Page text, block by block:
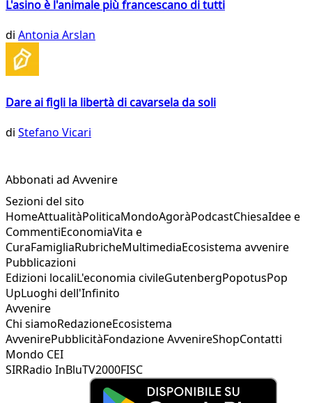
L'asino è l'animale più francescano di tutti
di Antonia Arslan
Dare ai figli la libertà di cavarsela da soli
di Stefano Vicari
Abbonati ad Avvenire
Sezioni del sito
HomeAttualitàPoliticaMondoAgoràPodcastChiesaIdee e
CommentiEconomiaVita e
CuraFamigliaRubricheMultimediaEcosistema avvenire
Pubblicazioni
Edizioni localiL'economia civileGutenbergPopotusPop
UpLuoghi dell'Infinito
Avvenire
Chi siamoRedazioneEcosistema
AvvenirePubblicitàFondazione AvvenireShopContatti
Mondo CEI
SIRRadio InBluTV2000FISC